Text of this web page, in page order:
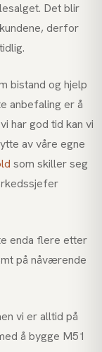
Det blir
derfor
bistand og hjelp
anbefaling er å
har god tid kan vi
av våre egne
som skiller seg
enda flere etter
på nåværende
vi er alltid på
å bygge M51